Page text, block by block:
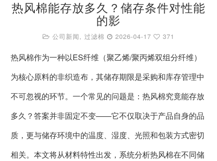
热风棉能存放多久？储存条件对性能
的影
公司新闻, 过滤棉 2026-04-17 371
热风棉作为一种以ES纤维（聚乙烯/聚丙烯双组分纤维）
为核心原料的非织造布，其储存期限是采购和库存管理中
不可忽视的环节。一个常见的问题是：热风棉究竟能存放
多久？答案并非固定不变——它不仅取决于产品自身的品
质，更与储存环境中的温度、湿度、光照和包装方式密切
相关。本文将从材料特性出发，系统分析热风棉在不同储